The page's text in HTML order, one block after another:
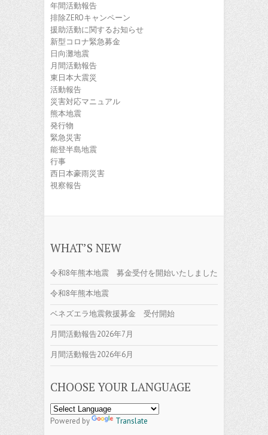
年間活動報告
排除ZEROキャンペーン
援助活動に関するお知らせ
新型コロナ緊急募金
日向灘地震
月間活動報告
東日本大震災
活動報告
災害対応マニュアル
熊本地震
発行物
緊急災害
能登半島地震
行事
西日本豪雨災害
視察報告
WHAT’S NEW
令和8年熊本地震 募金受付を開始いたしました
令和8年熊本地震
ベネズエラ地震救援募金 受付開始
月間活動報告2026年7月
月間活動報告2026年6月
CHOOSE YOUR LANGUAGE
Powered by Translate